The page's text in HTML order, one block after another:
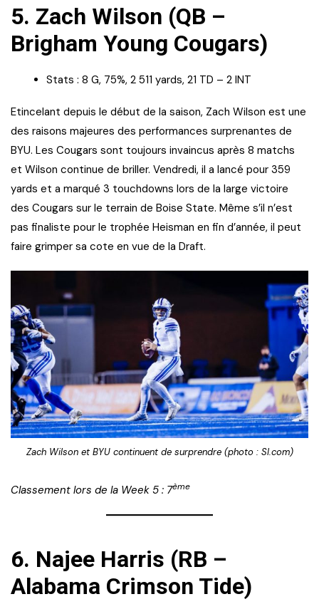
5. Zach Wilson (QB –
Brigham Young Cougars)
Stats : 8 G, 75%, 2 511 yards, 21 TD – 2 INT
Etincelant depuis le début de la saison, Zach Wilson est une
des raisons majeures des performances surprenantes de
BYU. Les Cougars sont toujours invaincus après 8 matchs
et Wilson continue de briller. Vendredi, il a lancé pour 359
yards et a marqué 3 touchdowns lors de la large victoire
des Cougars sur le terrain de Boise State. Même s’il n’est
pas finaliste pour le trophée Heisman en fin d’année, il peut
faire grimper sa cote en vue de la Draft.
Zach Wilson et BYU continuent de surprendre (photo : SI.com)
Classement lors de la Week 5 : 7ème
6. Najee Harris (RB –
Alabama Crimson Tide)